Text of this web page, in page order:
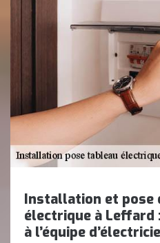
Installation et pose
électrique à
à l’équipe